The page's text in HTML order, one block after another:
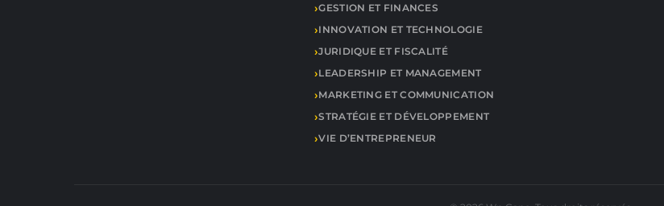
GESTION ET FINANCES
INNOVATION ET TECHNOLOGIE
JURIDIQUE ET FISCALITÉ
LEADERSHIP ET MANAGEMENT
MARKETING ET COMMUNICATION
STRATÉGIE ET DÉVELOPPEMENT
VIE D’ENTREPRENEUR